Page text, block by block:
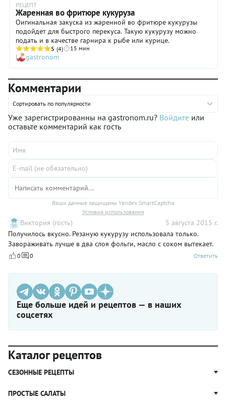
РЕЦЕПТ
Жаренная во фритюре кукуруза
Оигинальная закуска из жаренной во фритюре кукурузы
подойдет для быстрого перекуса. Такую кукурузу можно
подать и в качестве гарнира к рыбе или курице.
5 (4) 15 мин
gastronom
Комментарии
Сортировать по популярности
Уже зарегистрированны на gastronom.ru? Войдите или
оставьте комментарий как гость
Ваши данные защищены Yandex SmartCaptcha
Условия использования
Виктория (гость)
5 августа 2015 г.
Получилось вкусно. Резаную кукурузу использовала только.
Завораживать лучше в два слоя фольги, масло с соком вытекает.
0 0 Ответить
Еще больше идей и рецептов — в наших
соцсетях
Каталог рецептов
СЕЗОННЫЕ РЕЦЕПТЫ
Рецепты из капусты
ПРОСТЫЕ САЛАТЫ